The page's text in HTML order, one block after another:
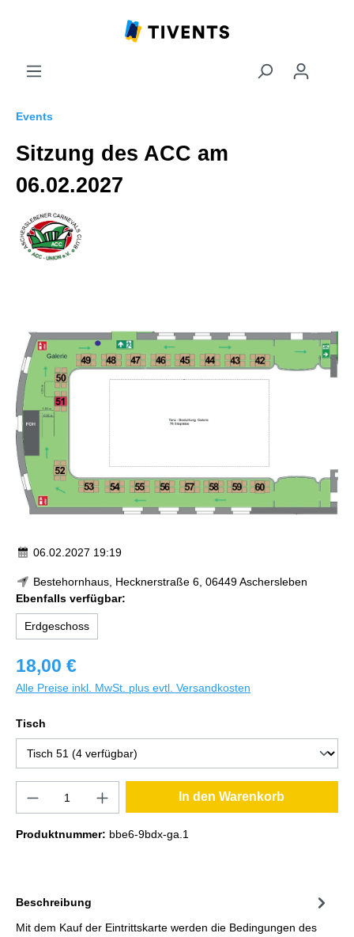
Events
Sitzung des ACC am
06.02.2027
06.02.2027 19:19
Bestehornhaus, Hecknerstraße 6, 06449 Aschersleben
Ebenfalls verfügbar:
Erdgeschoss
18,00 €
Alle Preise inkl. MwSt. plus evtl. Versandkosten
Tisch
In den Warenkorb
Produktnummer: bbe6-9bdx-ga.1
Beschreibung
Mit dem Kauf der Eintrittskarte werden die Bedingungen des